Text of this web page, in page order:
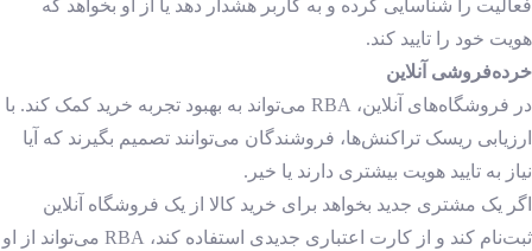
فعالیت را شناسایی کرده و به کاربر هشدار دهد یا از او بخواهد که
هویت خود را تایید کند.
خرده‌فروشی آنلاین
در فروشگاه‌های آنلاین، RBA می‌تواند به بهبود تجربه خرید کمک کند. با
ارزیابی ریسک تراکنش‌ها، فروشندگان می‌توانند تصمیم بگیرند که آیا
نیاز به تایید هویت بیشتری دارند یا خیر.
اگر یک مشتری جدید بخواهد برای خرید کالا از یک فروشگاه آنلاین
ثبت‌نام کند و از کارت اعتباری جدیدی استفاده کند، RBA می‌تواند از او